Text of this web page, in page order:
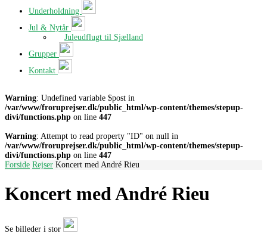
Underholdning
Jul & Nytår
Juleudflugt til Sjælland
Grupper
Kontakt
Warning: Undefined variable $post in
/var/www/froruprejser.dk/public_html/wp-content/themes/stepup-
divi/functions.php on line 447
Warning: Attempt to read property "ID" on null in
/var/www/froruprejser.dk/public_html/wp-content/themes/stepup-
divi/functions.php on line 447
Forside Rejser Koncert med André Rieu
Koncert med André Rieu
Se billeder i stor